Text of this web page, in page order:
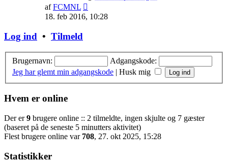
afFCMNL
det
18. feb 2016, 10:28
Log ind • Tilmeld
Brugernavn:
Adgangskode:
Jeg har glemt min adgangskode | Husk mig
Hvem er online
Der er9 brugere online :: 2 tilmeldte, ingen skjulte og 7 gæster
(baseret på de seneste 5 minutters aktivitet)
Flest brugere online var 708, 27. okt 2025, 15:28
Statistikker